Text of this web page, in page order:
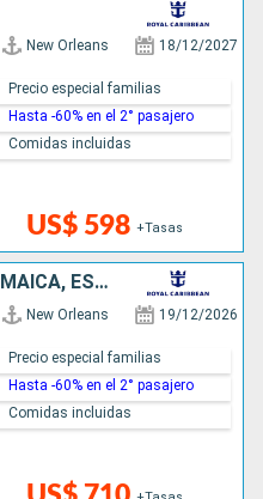
New Orleans 18/12/2027
US$ 598 +Tasas
Precio especial familias
Hasta -60% en el 2° pasajero
Comidas incluidas
MÉXICO, ISLAS CAIMÁN, JAMAICA, ESTADOS UNIDOS
New Orleans 19/12/2026
Precio especial familias
Hasta -60% en el 2° pasajero
Comidas incluidas